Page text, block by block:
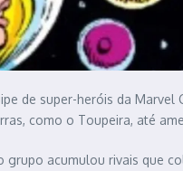
de super-heróis da Marvel
como o Toupeira, até
grupo acumulou rivais que